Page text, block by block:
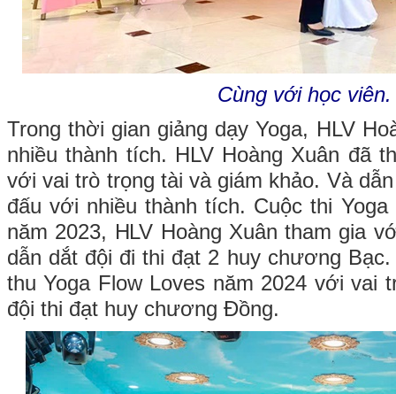
Cùng với học viên.
Trong thời gian giảng dạy Yoga, HLV
nhiều thành tích. HLV Hoàng Xuân đã
với vai trò trọng tài và giám khảo. Và
đấu với nhiều thành tích. Cuộc thi
năm 2023, HLV Hoàng Xuân tham gia
dẫn dắt đội đi thi đạt 2 huy chương
thu Yoga Flow Loves năm 2024 với vai
đội thi đạt huy chương Đồng.